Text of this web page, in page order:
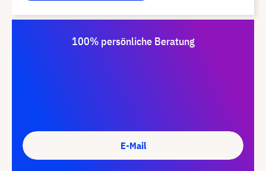
100% persönliche Beratung
E-Mail